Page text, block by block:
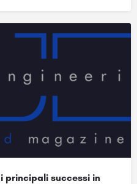
principali successi in